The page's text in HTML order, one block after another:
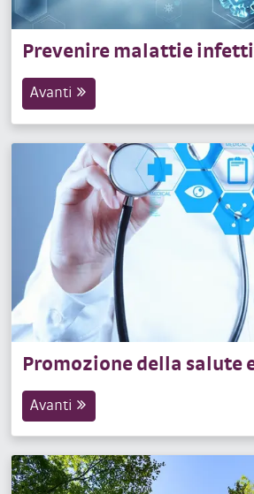
Prevenire malattie
Avanti
Promozione della salute
Avanti